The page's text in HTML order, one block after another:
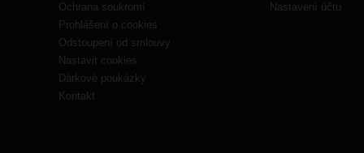
Ochrana soukromí
Prohlášení o cookies
Odstoupení od smlouvy
Nastavit cookies
Dárkové poukázky
Kontakt
Nastavení účtu